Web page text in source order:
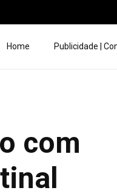
Home Publicidade |
com